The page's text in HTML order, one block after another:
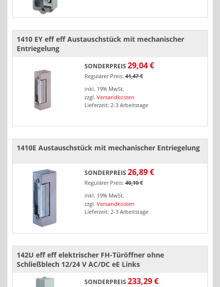
1410 EY eff eff Austauschstück mit mechanischer
Entriegelung
SONDERPREIS 29,04 €
Regulärer Preis: 41,47 €
inkl. 19% MwSt.
zzgl. Versandkosten
Lieferzeit: 2-3 Arbeitstage
1410E Austauschstück mit mechanischer Entriegelung
SONDERPREIS 26,89 €
Regulärer Preis: 40,10 €
inkl. 19% MwSt.
zzgl. Versandkosten
Lieferzeit: 2-3 Arbeitstage
142U eff eff elektrischer FH-Türöffner ohne
Schließblech 12/24 V AC/DC eE Links
SONDERPREIS 233,29 €